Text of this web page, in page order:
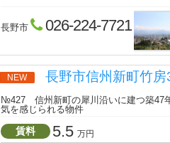
長野市 026-224-7721
NEW 長野市信州新町竹房
№427 信州新町の犀川沿いに建つ築47
気を感じられる物件
賃料 5.5 万円